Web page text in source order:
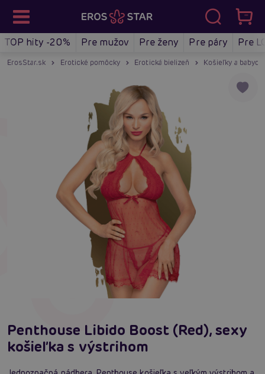
TOP hity -20% Pre mužov Pre ženy Pre páry Pre
ErosStar.sk Erotické pomôcky Erotická bielizeň Košieľky a
Penthouse Libido Boost (Red), sexy
košieľka s výstrihom